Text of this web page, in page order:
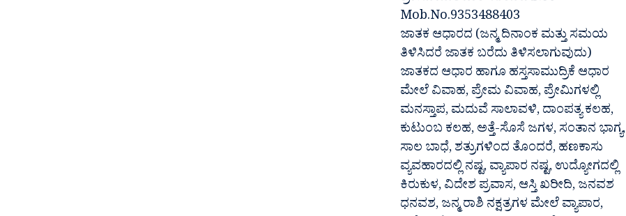
Mob.No.9353488403
ಜಾತಕ ಆಧಾರದ (ಜನ್ಮ ದಿನಾಂಕ ಮತ್ತು ಸಮಯ
ತಿಳಿಸಿದರೆ ಜಾತಕ ಬರೆದು ತಿಳಿಸಲಾಗುವುದು)
ಜಾತಕದ ಆಧಾರ ಹಾಗೂ ಹಸ್ತಸಾಮುದ್ರಿಕೆ ಆಧಾರ
ಮೇಲೆ ವಿವಾಹ, ಪ್ರೇಮ ವಿವಾಹ, ಪ್ರೇಮಿಗಳಲ್ಲಿ
ಮನಸ್ತಾಪ, ಮದುವೆ ಸಾಲಾವಳಿ, ದಾಂಪತ್ಯ ಕಲಹ,
ಕುಟುಂಬ ಕಲಹ, ಅತ್ತೆ-ಸೊಸೆ ಜಗಳ, ಸಂತಾನ ಭಾಗ್ಯ,
ಸಾಲ ಬಾಧೆ, ಶತ್ರುಗಳಿಂದ ತೊಂದರೆ, ಹಣಕಾಸು
ವ್ಯವಹಾರದಲ್ಲಿ ನಷ್ಟ, ವ್ಯಾಪಾರ ನಷ್ಟ, ಉದ್ಯೋಗದಲ್ಲಿ
ಕಿರುಕುಳ, ವಿದೇಶ ಪ್ರವಾಸ, ಆಸ್ತಿ ಖರೀದಿ, ಜನವಶ
ಧನವಶ, ಜನ್ಮ ರಾಶಿ ನಕ್ಷತ್ರಗಳ ಮೇಲೆ ವ್ಯಾಪಾರ,